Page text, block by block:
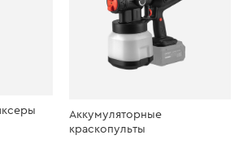
Аккумуляторные
краскопульты